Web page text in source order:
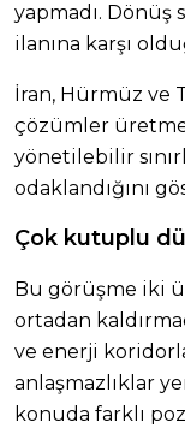
yapmadı. Dönüş
ilanına karşı
İran, Hürmüz ve
çözümler
yönetilebilir
odaklandığını
Çok kutuplu
Bu görüşme iki
ortadan
ve enerji
anlaşmazlıklar
konuda farklı